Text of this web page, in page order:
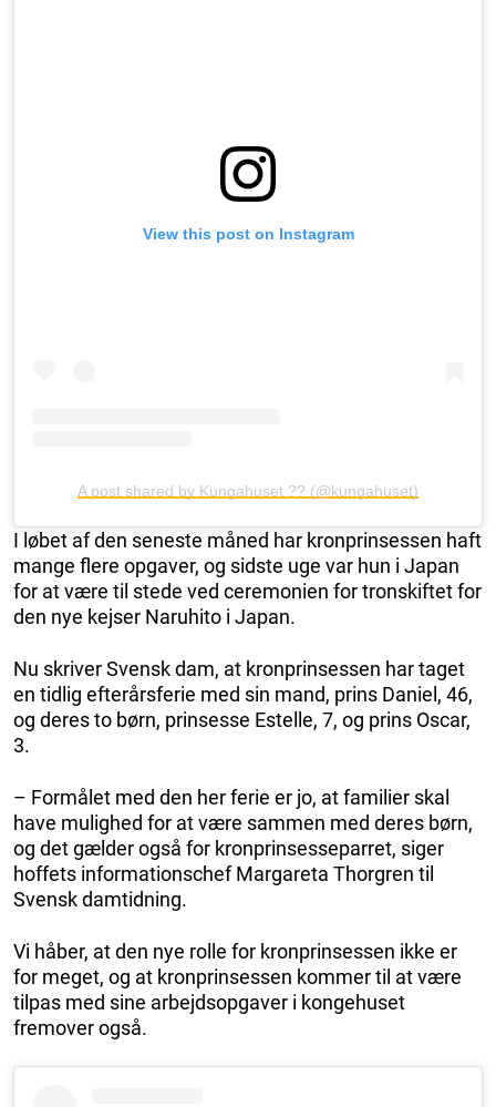
View this post on Instagram
A post shared by Kungahuset ?? (@kungahuset)
I løbet af den seneste måned har kronprinsessen haft
mange flere opgaver, og sidste uge var hun i Japan
for at være til stede ved ceremonien for tronskiftet for
den nye kejser Naruhito i Japan.
Nu skriver Svensk dam, at kronprinsessen har taget
en tidlig efterårsferie med sin mand, prins Daniel, 46,
og deres to børn, prinsesse Estelle, 7, og prins Oscar,
3.
– Formålet med den her ferie er jo, at familier skal
have mulighed for at være sammen med deres børn,
og det gælder også for kronprinsesseparret, siger
hoffets informationschef Margareta Thorgren til
Svensk damtidning.
Vi håber, at den nye rolle for kronprinsessen ikke er
for meget, og at kronprinsessen kommer til at være
tilpas med sine arbejdsopgaver i kongehuset
fremover også.